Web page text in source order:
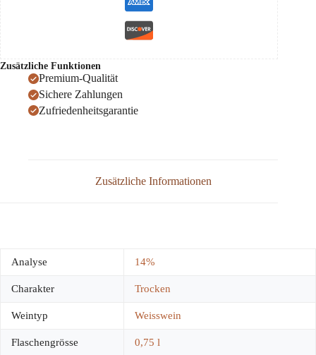
Zusätzliche Funktionen
Premium-Qualität
Sichere Zahlungen
Zufriedenheitsgarantie
Zusätzliche Informationen
Analyse 14%
Charakter Trocken
Weintyp Weisswein
Flaschengrösse 0,75 l